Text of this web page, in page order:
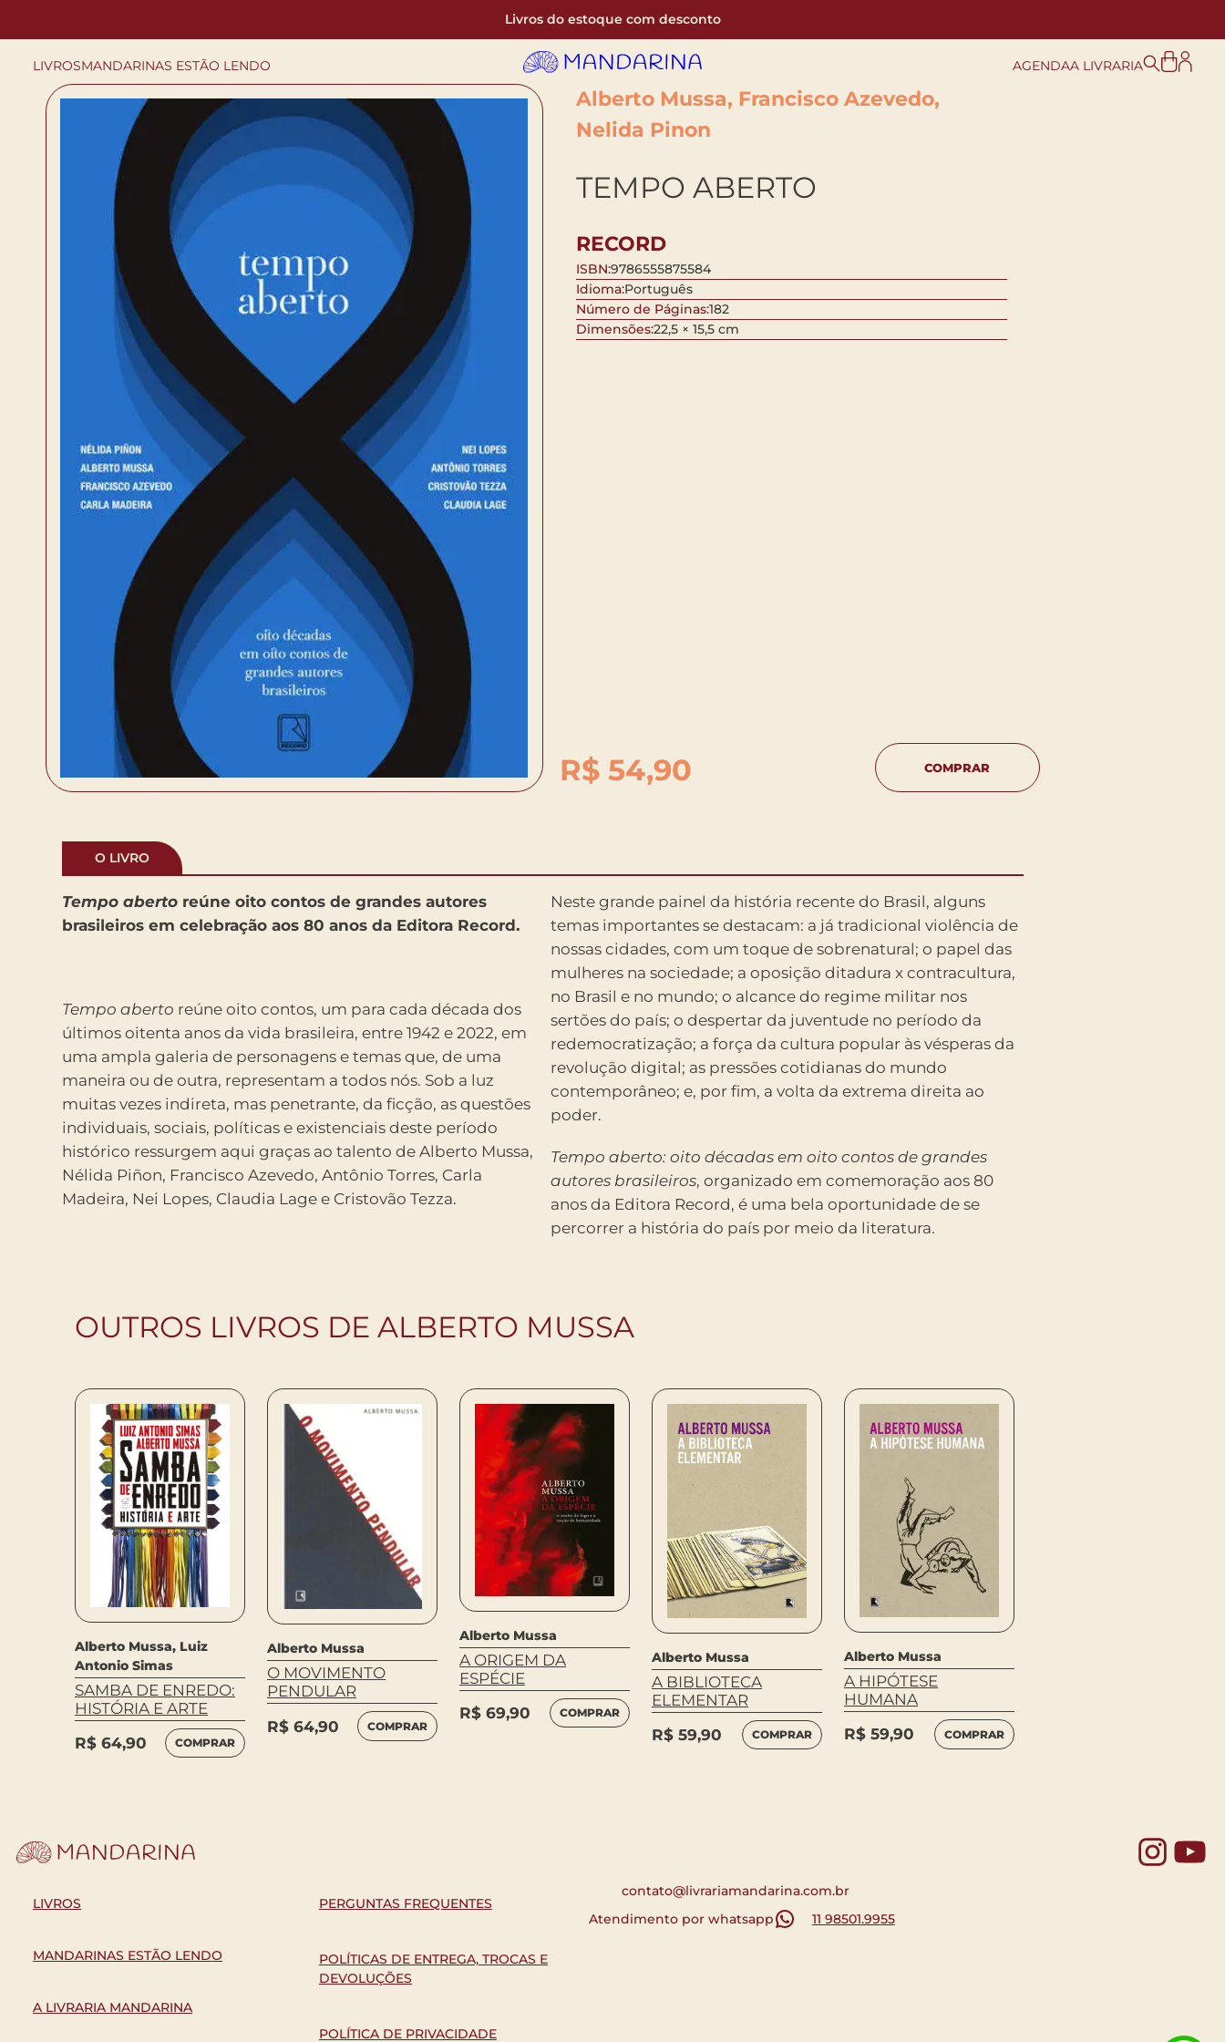
Livros do estoque com desconto
LIVROSMANDARINAS ESTÃO LENDO AGENDAA LIVRARIA
Alberto Mussa, Francisco Azevedo,
Nelida Pinon
TEMPO ABERTO
RECORD
ISBN:9786555875584
Idioma:Português
Número de Páginas:182
Dimensões:22,5 × 15,5 cm
R$54,90 COMPRAR
O LIVRO
Tempo aberto reúne oito contos de grandes autores
brasileiros em celebração aos 80 anos da Editora Record.
Tempo aberto reúne oito contos, um para cada década dos
últimos oitenta anos da vida brasileira, entre 1942 e 2022, em
uma ampla galeria de personagens e temas que, de uma
maneira ou de outra, representam a todos nós. Sob a luz
muitas vezes indireta, mas penetrante, da ficção, as questões
individuais, sociais, políticas e existenciais deste período
histórico ressurgem aqui graças ao talento de Alberto Mussa,
Nélida Piñon, Francisco Azevedo, Antônio Torres, Carla
Madeira, Nei Lopes, Claudia Lage e Cristovão Tezza.
Neste grande painel da história recente do Brasil, alguns
temas importantes se destacam: a já tradicional violência de
nossas cidades, com um toque de sobrenatural; o papel das
mulheres na sociedade; a oposição ditadura x contracultura,
no Brasil e no mundo; o alcance do regime militar nos
sertões do país; o despertar da juventude no período da
redemocratização; a força da cultura popular às vésperas da
revolução digital; as pressões cotidianas do mundo
contemporâneo; e, por fim, a volta da extrema direita ao
poder.
Tempo aberto: oito décadas em oito contos de grandes
autores brasileiros, organizado em comemoração aos 80
anos da Editora Record, é uma bela oportunidade de se
percorrer a história do país por meio da literatura.
OUTROS LIVROS DE ALBERTO MUSSA
Alberto Mussa, Luiz
Antonio Simas
SAMBA DE ENREDO:
HISTÓRIA E ARTE
R$ 64,90 COMPRAR
Alberto Mussa
O MOVIMENTO
PENDULAR
R$ 64,90 COMPRAR
Alberto Mussa
A ORIGEM DA
ESPÉCIE
R$ 69,90 COMPRAR
Alberto Mussa
A BIBLIOTECA
ELEMENTAR
R$ 59,90 COMPRAR
Alberto Mussa
A HIPÓTESE
HUMANA
R$ 59,90 COMPRAR
LIVROS
MANDARINAS ESTÃO LENDO
A LIVRARIA MANDARINA
PERGUNTAS FREQUENTES
POLÍTICAS DE ENTREGA, TROCAS E
DEVOLUÇÕES
POLÍTICA DE PRIVACIDADE
contato@livrariamandarina.com.br
Atendimento por whatsapp
11 98501.9955